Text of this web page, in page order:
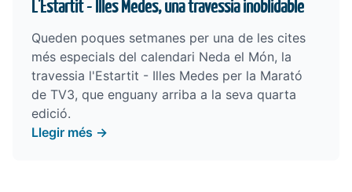
L'Estartit - Illes Medes, una travessia inoblidable
Queden poques setmanes per una de les cites
més especials del calendari Neda el Món, la
travessia l'Estartit - Illes Medes per la Marató
de TV3, que enguany arriba a la seva quarta
edició.
Llegir més →